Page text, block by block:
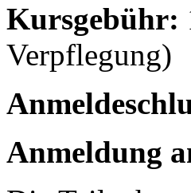
Kursgebühr:
Verpflegung)
Anmeldung